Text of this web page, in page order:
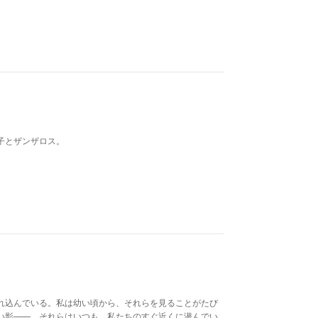
ザンザロス。
んでいる。私は幼い頃から、それらを見ることがたび